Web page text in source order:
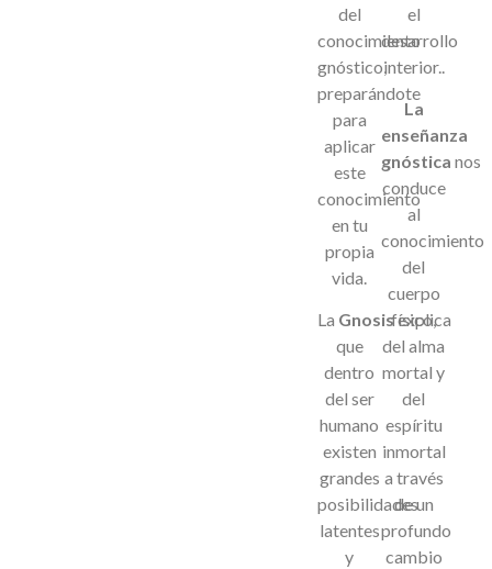
del
conocimiento
gnóstico,
preparándote
para
aplicar
este
conocimiento
en tu
propia
vida.
La Gnosisexplica
que
dentro
del ser
humano
existen
grandes
posibilidades
latentes
y
el
desarrollo
interior..
La
enseñanza
gnóstica nos
conduce
al
conocimiento
del
cuerpo
físico,
del alma
mortal y
del
espíritu
inmortal
a través
de un
profundo
cambio